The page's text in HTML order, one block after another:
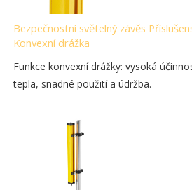
Bezpečnostní světelný závěs
Konvexní drážka
Funkce konvexní drážky: vysoká
tepla, snadné použití a údržba.